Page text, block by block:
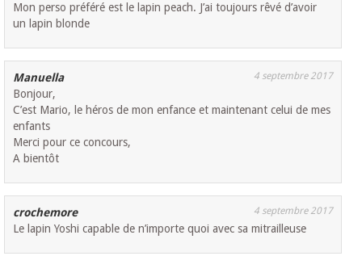
Mon perso préféré est le lapin peach. J’ai toujours rêvé d’avoir
un lapin blonde
Manuella 4 septembre 2017
Bonjour,
C’est Mario, le héros de mon enfance et maintenant celui de mes
enfants
Merci pour ce concours,
A bientôt
crochemore 4 septembre 2017
Le lapin Yoshi capable de n’importe quoi avec sa mitrailleuse